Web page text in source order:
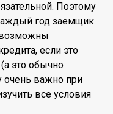
Поэтому
год заемщик
возможны
если это
это обычно
очень важно при
все условия